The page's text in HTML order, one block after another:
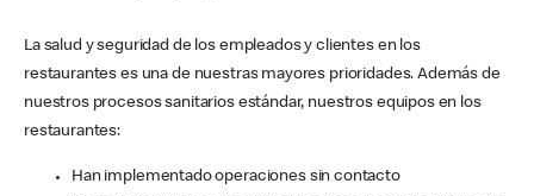
La salud y seguridad de los empleados y clientes en los
restaurantes es una de nuestras mayores prioridades. Además de
nuestros procesos sanitarios estándar, nuestros equipos en los
restaurantes:
Han implementado operaciones sin contacto